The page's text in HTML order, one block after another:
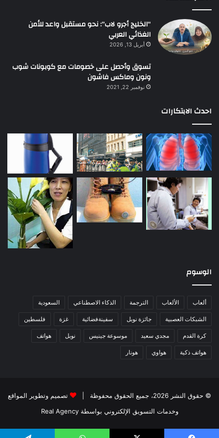
“الخليج أجرو لاب”: نحو مستقبل واعد للأمن
الغذائي العربي
أبريل 13, 2026
تسوق وأحصل على خصومات مع كوبونات شوب
ونون وماكس فاشون
نوفمبر 22, 2021
احدث الابتكارات
الوسوم
ألعاب الألعاب الترجمة الذكاء الاصطناعي السعودية
الشبكات العصبية جائزة نوبل سفينةفضائية غزة فلسطين
كرة القدم مجدي سعيد موسوعة جينيس نوبل هواتف
هواتف ذكية هواوي هونار
© حقوق النشر 2026، جميع الحقوق محفوظة |
تصميم وتطوير المواقع
وخدمات التسويق الإلكتروني بواسطة Real Agency